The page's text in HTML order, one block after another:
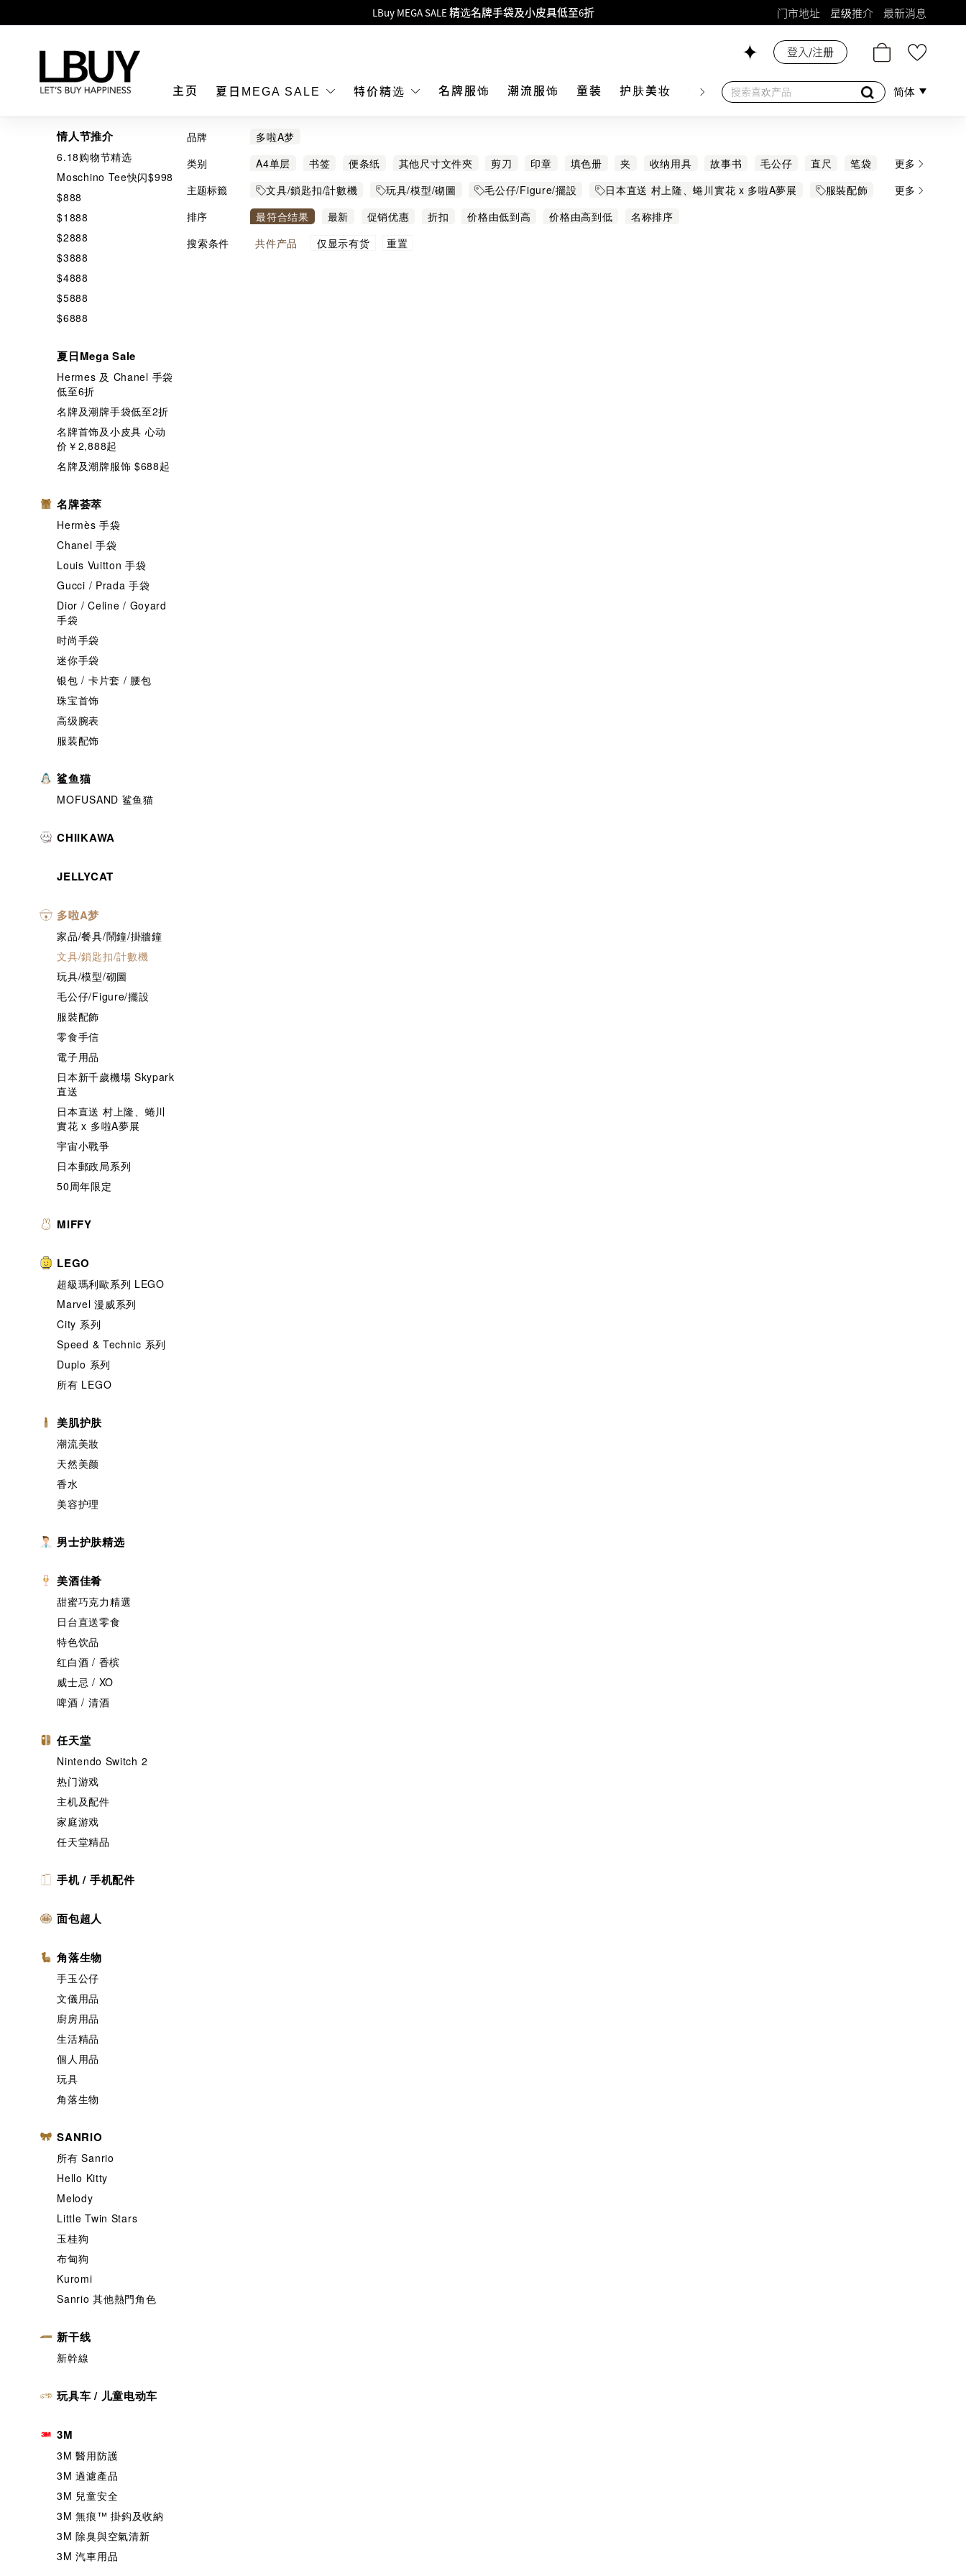
Goyard Hobo / Hobo Mini人气限量特别版限时原价低至75折!
MOKO 1楼175号铺旗舰店特设名牌Hermès、CHANEL及LV专区！
LBuy获香港知识产权署颁发2026《正版正货承诺》商标
LBuy MEGA SALE 精选名牌手袋及小皮具低至6折
门市地址 星级推介 最新消息
主页 夏日MEGA SALE 特价精选 名牌服饰 潮流服饰 童装 护肤美妆 香水香薰 个人护理 母婴护理 游戏及精品
登入/注册
简体
情人节推介
6.18购物节精选
Moschino Tee快闪$998
$888
$1888
$2888
$3888
$4888
$5888
$6888
夏日Mega Sale
Hermes 及 Chanel 手袋
低至6折
名牌及潮牌手袋低至2折
名牌首饰及小皮具 心动
价￥2,888起
名牌及潮牌服饰 $688起
名牌荟萃
Hermès 手袋
Chanel 手袋
Louis Vuitton 手袋
Gucci / Prada 手袋
Dior / Celine / Goyard
手袋
时尚手袋
迷你手袋
银包 / 卡片套 / 腰包
珠宝首饰
高级腕表
服装配饰
鲨鱼猫
MOFUSAND 鲨鱼猫
CHIIKAWA
JELLYCAT
多啦A梦
家品/餐具/鬧鐘/掛牆鐘
文具/鎖匙扣/計數機
玩具/模型/砌圖
毛公仔/Figure/擺設
服裝配飾
零食手信
電子用品
日本新千歲機場 Skypark
直送
日本直送 村上隆、蜷川
實花 x 多啦A夢展
宇宙小戰爭
日本郵政局系列
50周年限定
MIFFY
LEGO
超級瑪利歐系列 LEGO
Marvel 漫威系列
City 系列
Speed & Technic 系列
Duplo 系列
所有 LEGO
美肌护肤
潮流美妝
天然美颜
香水
美容护理
男士护肤精选
美酒佳肴
甜蜜巧克力精選
日台直送零食
特色饮品
红白酒 / 香槟
威士忌 / XO
啤酒 / 清酒
任天堂
Nintendo Switch 2
热门游戏
主机及配件
家庭游戏
任天堂精品
手机 / 手机配件
面包超人
角落生物
手玉公仔
文儀用品
廚房用品
生活精品
個人用品
玩具
角落生物
SANRIO
所有 Sanrio
Hello Kitty
Melody
Little Twin Stars
玉桂狗
布甸狗
Kuromi
Sanrio 其他熱門角色
新干线
新幹線
玩具车 / 儿童电动车
3M
3M 醫用防護
3M 過濾產品
3M 兒童安全
3M 無痕™️ 掛鈎及收納
3M 除臭與空氣清新
3M 汽車用品
品牌
多啦A梦
类别
A4单层 书签 便条纸 其他尺寸文件夾 剪刀 印章 填色册 夹 收纳用具 故事书 毛公仔 直尺
笔袋
笔记簿
美劳用品 计算机 贴纸及胶纸 贺卡 锁匙扣 其他
更多
主题标籤
文具/鎖匙扣/計數機 玩具/模型/砌圖 毛公仔/Figure/擺設 日本直送 村上隆、蜷川實花 x 多啦A夢展
服裝配飾
日本新千歲機場 Skypark 直送
游戏及精品玩具 宇宙小戰爭 50周年限定
更多
排序
最符合结果 最新 促销优惠 折扣 价格由低到高 价格由高到低
名称排序
搜索条件
共件产品 仅显示有货 重置